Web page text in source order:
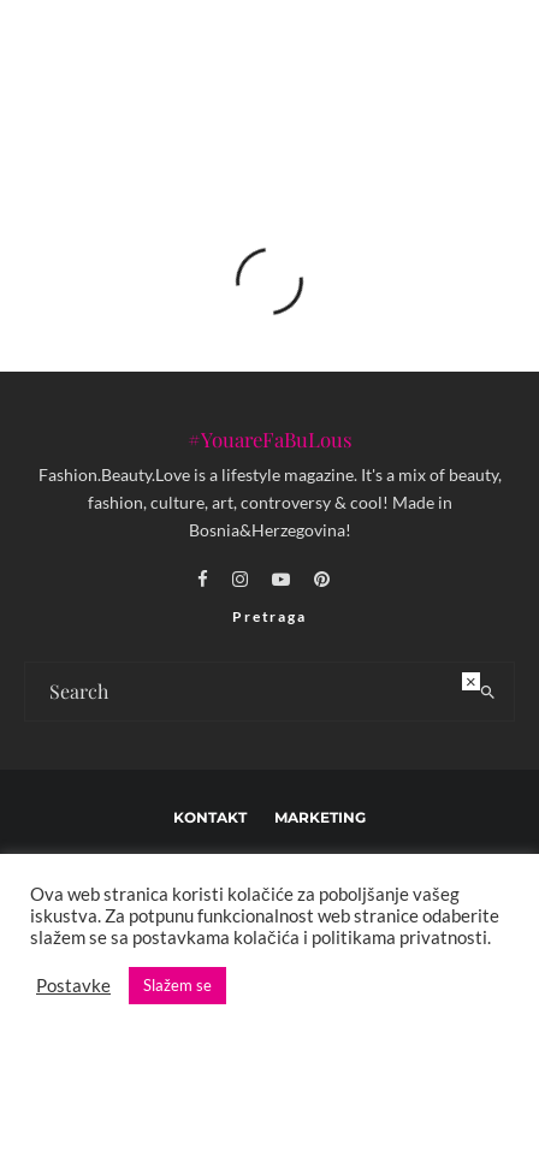
#YouareFaBuLous
Fashion.Beauty.Love is a lifestyle magazine. It's a mix of beauty,
fashion, culture, art, controversy & cool! Made in
Bosnia&Herzegovina!
Pretraga
KONTAKT MARKETING
IMPRESSUM O NAMA
Copyright © 2013 - 2025 FBL creative. Sva prava zadržana. Developed by:
XStreamThemes
Ova web stranica koristi kolačiće za poboljšanje vašeg
iskustva. Za potpunu funkcionalnost web stranice odaberite
slažem se sa postavkama kolačića i politikama privatnosti.
Postavke Slažem se
×